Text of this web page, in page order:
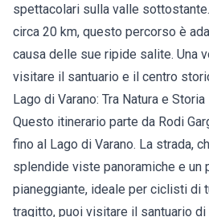
spettacolari sulla valle
circa 20 km, questo percorso è
causa delle sue ripide salite. Una
visitare il santuario e il centro
Lago di Varano: Tra Natura e Storia
Questo itinerario parte da Rodi
fino al Lago di Varano. La strada,
splendide viste panoramiche e un
pianeggiante, ideale per ciclisti di
tragitto, puoi visitare il santuario di